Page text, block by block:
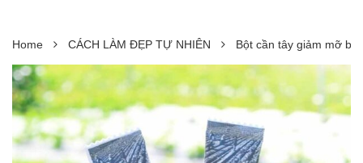
Home CÁCH LÀM ĐẸP TỰ NHIÊN Bột cần tây giảm mỡ